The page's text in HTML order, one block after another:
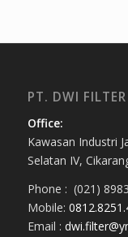
PT. DWI FILTER
Office:
Kawasan Industri
Selatan IV,
Phone : (021)
Mobile:
Email :